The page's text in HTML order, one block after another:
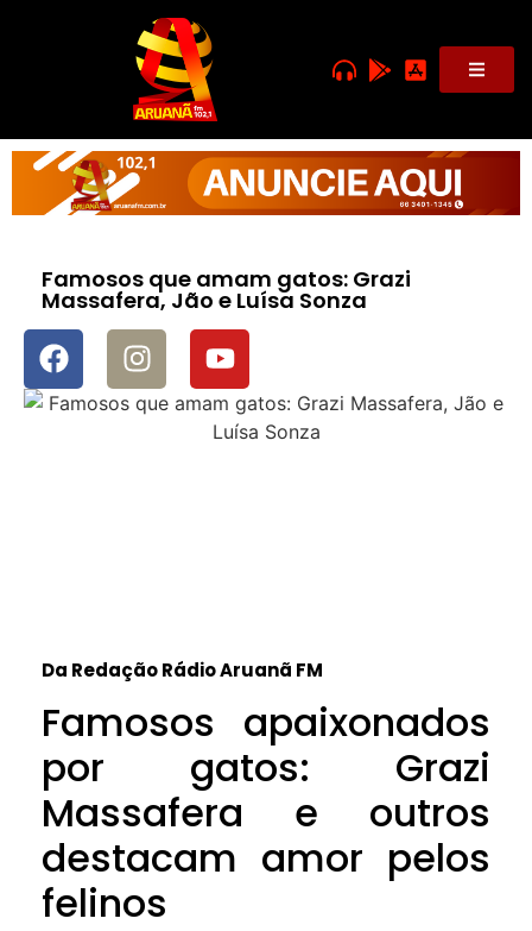
Famosos que amam gatos: Grazi
Massafera, Jão e Luísa Sonza
Da Redação Rádio Aruanã FM
Famosos apaixonados
por gatos: Grazi
Massafera e outros
destacam amor pelos
felinos